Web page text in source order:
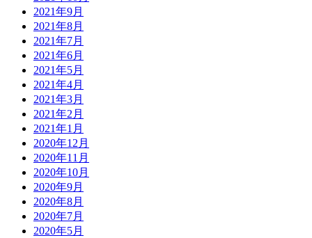
2021年9月
2021年8月
2021年7月
2021年6月
2021年5月
2021年4月
2021年3月
2021年2月
2021年1月
2020年12月
2020年11月
2020年10月
2020年9月
2020年8月
2020年7月
2020年5月